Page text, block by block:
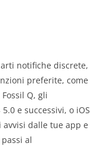
notifiche discrete,
preferite, come
Q, gli
e successivi, o iOS
dalle tue app e
al